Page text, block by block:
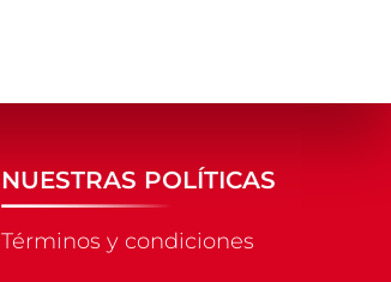
NUESTRAS POLÍTICAS
Términos y condiciones